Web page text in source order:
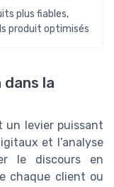
plus fiables,
produit optimisés
la
un levier puissant
et l’analyse
le discours en
chaque client ou